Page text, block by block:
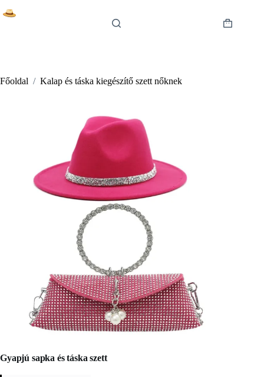
to
Shopping
Főoldal / Kalap és táska kiegészítő szett nőknek
Gyapjú sapka és táska szett